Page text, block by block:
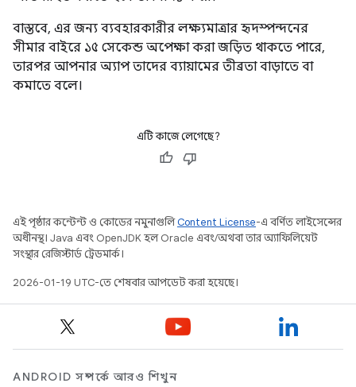
বাস্তবে, এর জন্য ব্যবহারকারীর লক্ষ্যমাত্রার হৃদস্পন্দনের
সীমার বাইরে ১৫ সেকেন্ড অপেক্ষা করা জড়িত থাকতে পারে,
তারপর আপনার অ্যাপ তাদের ব্যায়ামের তীব্রতা বাড়াতে বা
কমাতে বলে।
এটি কাজে লেগেছে?
এই পৃষ্ঠার কন্টেন্ট ও কোডের নমুনাগুলিContent License-এ বর্ণিত লাইসেন্সের
অধীনস্থ। Java এবং OpenJDK হল Oracle এবং/অথবা তার অ্যাফিলিয়েট
সংস্থার রেজিস্টার্ড ট্রেডমার্ক।
2026-01-19 UTC-তে শেষবার আপডেট করা হয়েছে।
ANDROID সম্পর্কে আরও শিখুন